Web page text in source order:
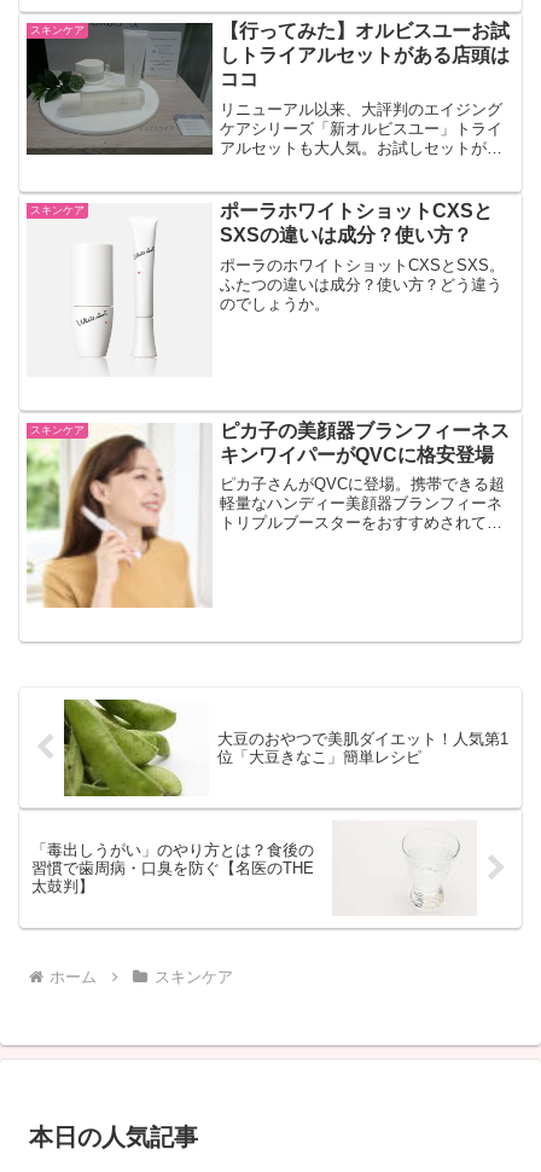
イクアドバイスが受けられるってホン
ト？
スキンケア
【行ってみた】オルビスユーお試
しトライアルセットがある店頭は
ココ
リニューアル以来、大評判のエイジング
ケアシリーズ「新オルビスユー」トライ
アルセットも大人気。お試しセットが店
の値段とは。実際に確認してきました。
スキンケア
ポーラホワイトショットCXSと
SXSの違いは成分？使い方？
ポーラのホワイトショットCXSとSXS。
ふたつの違いは成分？使い方？どう違う
のでしょうか。
スキンケア
ピカ子の美顔器ブランフィーネス
キンワイパーがQVCに格安登場
ピカ子さんがQVCに登場。携帯できる超
軽量なハンディー美顔器ブランフィーネ
トリプルブースターをおすすめされてい
大豆のおやつで美肌ダイエット！人気第1
位「大豆きなこ」簡単レシピ
「毒出しうがい」のやり方とは？食後の
習慣で歯周病・口臭を防ぐ【名医のTHE
太鼓判】
ホーム スキンケア
本日の人気記事